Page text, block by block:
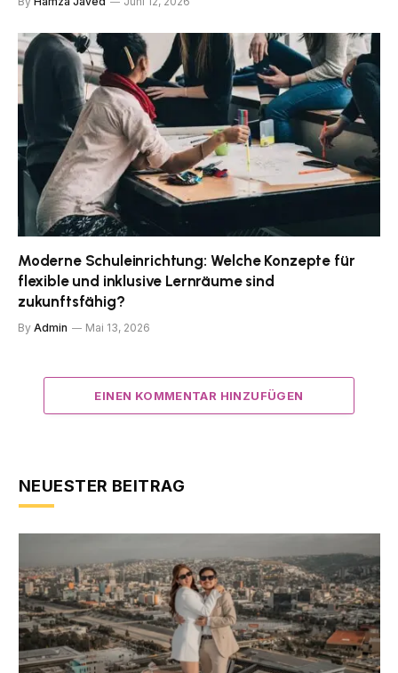
Moderne Schuleinrichtung: Welche Konzepte für
flexible und inklusive Lernräume sind
zukunftsfähig?
By Admin Mai 13, 2026
EINEN KOMMENTAR HINZUFÜGEN
NEUESTER BEITRAG